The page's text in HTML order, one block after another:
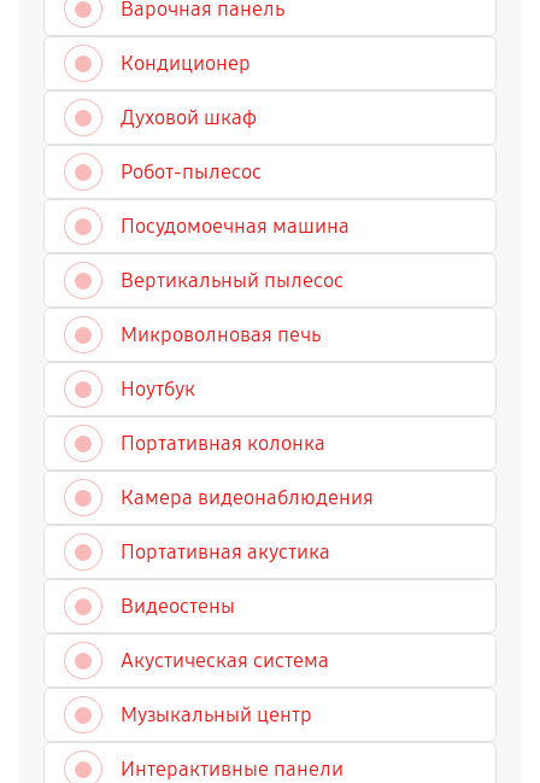
Варочная панель
Кондиционер
Духовой шкаф
Робот-пылесос
Посудомоечная машина
Вертикальный пылесос
Микроволновая печь
Ноутбук
Портативная колонка
Камера видеонаблюдения
Портативная акустика
Видеостены
Акустическая система
Музыкальный центр
Интерактивные панели